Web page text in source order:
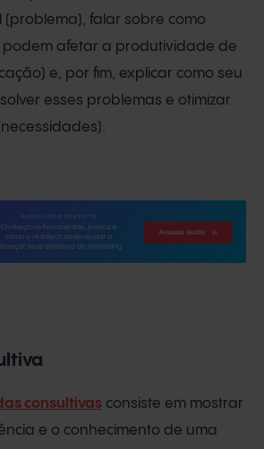
(problema), falar sobre como
podem afetar a produtividade de
e, por fim, explicar como seu
esses problemas e otimizar
consultivas consiste em mostrar
e o conhecimento de uma